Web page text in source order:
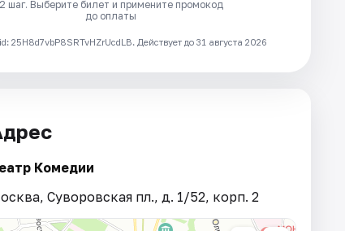
2 шаг. Выберите билет и примените промокод
до оплаты
Действует до 31 августа 2026
Комедии
Суворовская пл., д. 1/52, корп. 2